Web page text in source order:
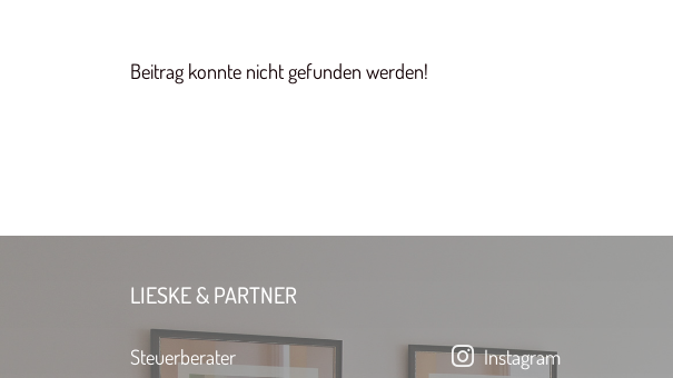
Beitrag konnte nicht gefunden werden!
LIESKE & PARTNER
Steuerberater
Instagram